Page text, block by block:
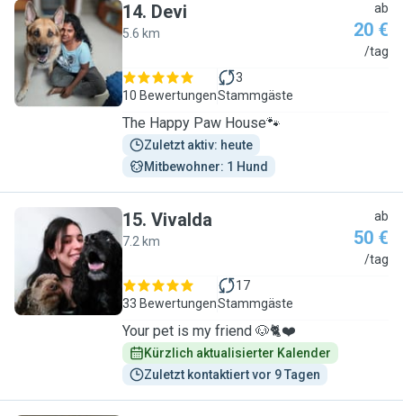
D
14. Devi
5.6 km
ab
20 €
/tag
10 Bewertungen
3
Stammgäste
The Happy Paw House🐾
Zuletzt aktiv: heute
Mitbewohner: 1 Hund
V
15. Vivalda
7.2 km
ab
50 €
/tag
33 Bewertungen
17
Stammgäste
Your pet is my friend 🐶🐈❤️
Kürzlich aktualisierter Kalender
Zuletzt kontaktiert vor 9 Tagen